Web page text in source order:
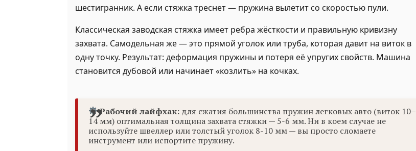
шестигранник. А если стяжка треснет — пружина вылетит со скоростью пули.
Классическая заводская стяжка имеет ребра жёсткости и правильную кривизну
захвата. Самодельная же — это прямой уголок или труба, которая давит на виток в
одну точку. Результат: деформация пружины и потеря её упругих свойств. Машина
становится дубовой или начинает «козлить» на кочках.
Рабочий лайфхак: для сжатия большинства пружин легковых авто (виток 10–
14 мм) оптимальная толщина захвата стяжки — 5-6 мм. Ни в коем случае не
используйте швеллер или толстый уголок 8-10 мм — вы просто сломаете
инструмент или испортите пружину.